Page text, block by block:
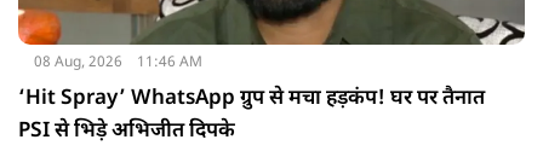
08 Aug, 2026 11:46 AM
‘Hit Spray’ WhatsApp ग्रुप से मचा हड़कंप! घर पर तैनात
PSI से भिड़े अभिजीत दिपके